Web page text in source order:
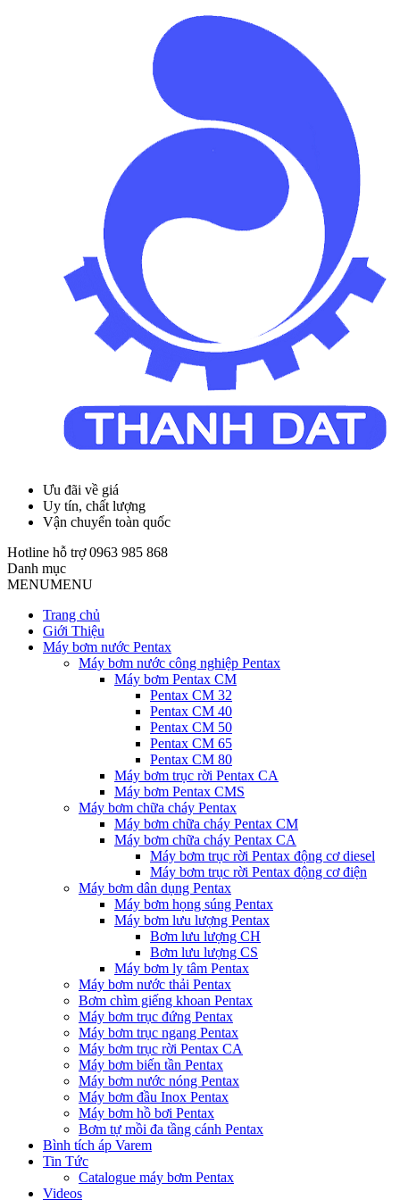
Ưu đãi về giá
Uy tín, chất lượng
Vận chuyển toàn quốc
Hotline hỗ trợ 0963 985 868
Danh mục
MENUMENU
Trang chủ
Giới Thiệu
Máy bơm nước Pentax
Máy bơm nước công nghiệp Pentax
Máy bơm Pentax CM
Pentax CM 32
Pentax CM 40
Pentax CM 50
Pentax CM 65
Pentax CM 80
Máy bơm trục rời Pentax CA
Máy bơm Pentax CMS
Máy bơm chữa cháy Pentax
Máy bơm chữa cháy Pentax CM
Máy bơm chữa cháy Pentax CA
Máy bơm trục rời Pentax động cơ diesel
Máy bơm trục rời Pentax động cơ điện
Máy bơm dân dụng Pentax
Máy bơm họng súng Pentax
Máy bơm lưu lượng Pentax
Bơm lưu lượng CH
Bơm lưu lượng CS
Máy bơm ly tâm Pentax
Máy bơm nước thải Pentax
Bơm chìm giếng khoan Pentax
Máy bơm trục đứng Pentax
Máy bơm trục ngang Pentax
Máy bơm trục rời Pentax CA
Máy bơm biến tần Pentax
Máy bơm nước nóng Pentax
Máy bơm đầu Inox Pentax
Máy bơm hồ bơi Pentax
Bơm tự mồi đa tầng cánh Pentax
Bình tích áp Varem
Tin Tức
Catalogue máy bơm Pentax
Videos